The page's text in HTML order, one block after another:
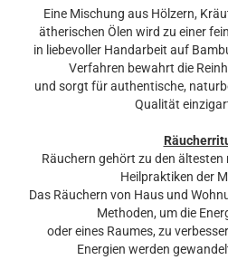
Eine Mischung aus Hölzern,
ätherischen Ölen wird zu einer
in liebevoller Handarbeit auf
Verfahren bewahrt die
und sorgt für authentische,
Qualität
Räuchern gehört zu den ältesten
Heilpraktiken der
Das Räuchern von Haus und
Methoden, um die
oder eines Raumes, zu
Energien werden